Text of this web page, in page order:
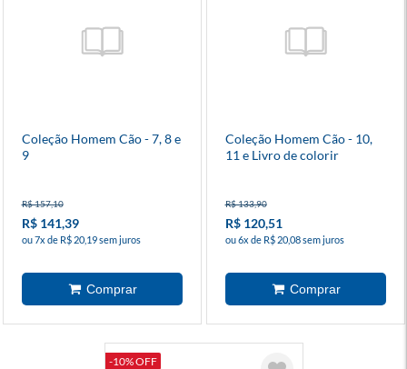
Coleção Homem Cão - 7, 8 e
9
R$ 157,10
R$ 141,39
ou 7x de R$ 20,19 sem juros
Coleção Homem Cão - 10,
11 e Livro de colorir
R$ 133,90
R$ 120,51
ou 6x de R$ 20,08 sem juros
-10% OFF